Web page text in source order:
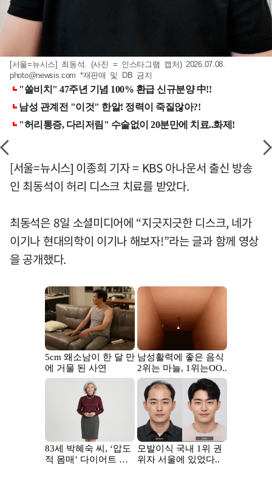
[서울=뉴시스] 최동석. (사진 = 인스타그램 캡처) 2026.07.08.
photo@newsis.com *재판매 및 DB 금지
[서울=뉴시스] 이종희 기자 = KBS 아나운서 출신 방송
인 최동석이 허리 디스크 치료를 받았다.
최동석은 8일 소셜미디어에 “지긋지긋한 디스크, 네가
이기나 현대의학이 이기나 해보자!”라는 글과 함께 영상
을 공개했다.